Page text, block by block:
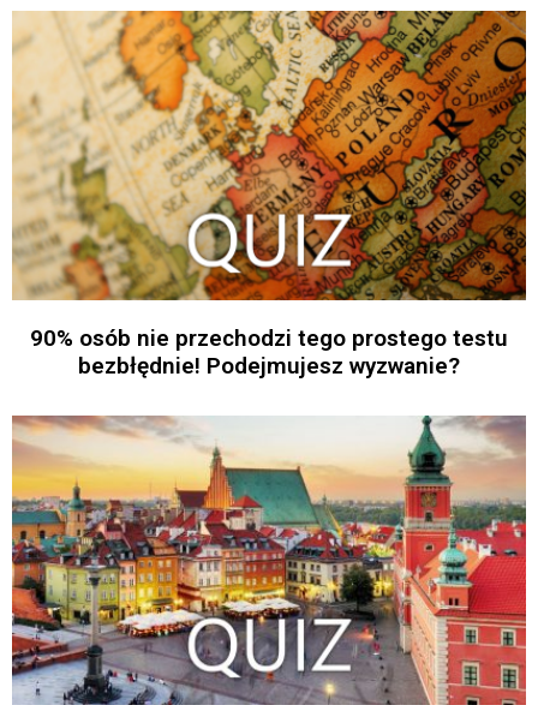
90% osób nie przechodzi tego prostego testu
bezbłędnie! Podejmujesz wyzwanie?